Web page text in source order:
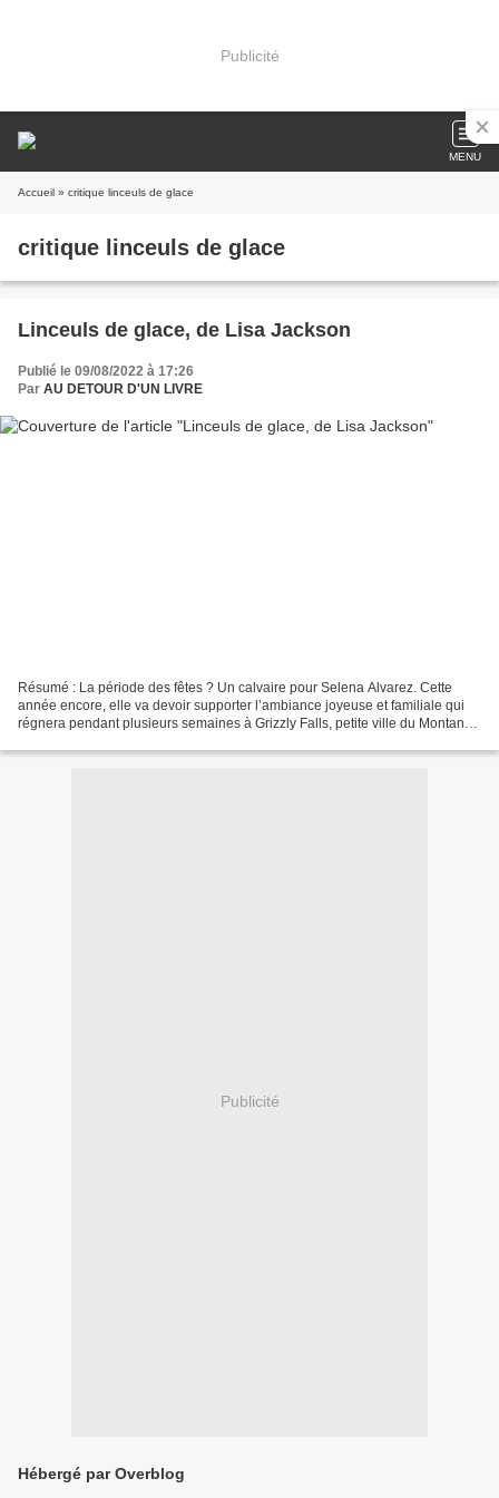
Publicité
MENU
Accueil » critique linceuls de glace
critique linceuls de glace
Linceuls de glace, de Lisa Jackson
Publié le 09/08/2022 à 17:26
Par AU DETOUR D'UN LIVRE
Résumé : La période des fêtes ? Un calvaire pour Selena Alvarez. Cette
année encore, elle va devoir supporter l’ambiance joyeuse et familiale qui
régnera pendant plusieurs semaines à Grizzly Falls, petite ville du Montana
Publicité
Hébergé par Overblog